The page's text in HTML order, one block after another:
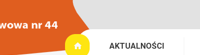
AKTUALNOŚCI